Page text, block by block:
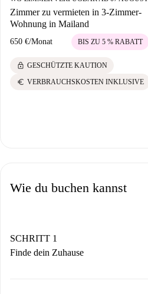
Zimmer zu vermieten in 3-Zimmer-
Wohnung in Mailand
650 €/Monat BIS ZU 5 % RABATT
lock GESCHÜTZTE KAUTION
euro VERBRAUCHSKOSTEN INKLUSIVE
Wie du buchen kannst
SCHRITT 1
Finde dein Zuhause